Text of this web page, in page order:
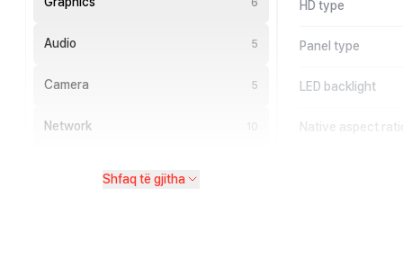
Audio 5
Camera 5
Network 10
Shfaq të gjitha
HD type
Panel type
LED backlight
Native aspect